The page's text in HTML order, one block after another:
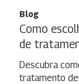
Blog
Como
de
Descubra
tratamento